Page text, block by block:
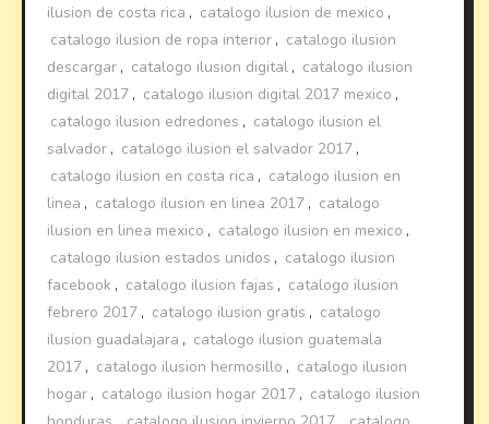
ilusion de costa rica , catalogo ilusion de mexico ,
catalogo ilusion de ropa interior , catalogo ilusion
descargar , catalogo ilusion digital , catalogo ilusion
digital 2017 , catalogo ilusion digital 2017 mexico ,
catalogo ilusion edredones , catalogo ilusion el
salvador , catalogo ilusion el salvador 2017 ,
catalogo ilusion en costa rica , catalogo ilusion en
linea , catalogo ilusion en linea 2017 , catalogo
ilusion en linea mexico , catalogo ilusion en mexico ,
catalogo ilusion estados unidos , catalogo ilusion
facebook , catalogo ilusion fajas , catalogo ilusion
febrero 2017 , catalogo ilusion gratis , catalogo
ilusion guadalajara , catalogo ilusion guatemala
2017 , catalogo ilusion hermosillo , catalogo ilusion
hogar , catalogo ilusion hogar 2017 , catalogo ilusion